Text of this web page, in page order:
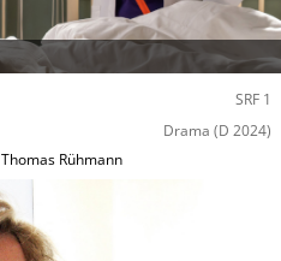
SRF 1
Drama (D 2024)
Thomas Rühmann